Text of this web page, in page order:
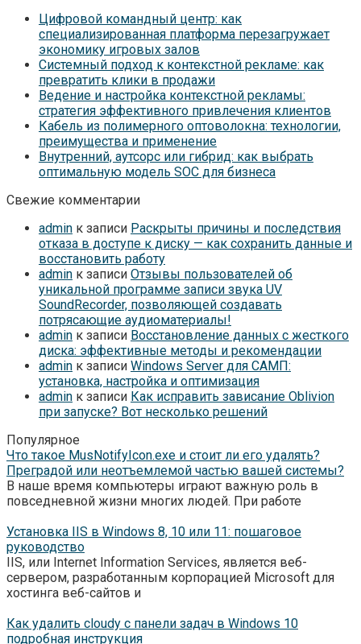
Цифровой командный центр: как
специализированная платформа перезагружает
экономику игровых залов
Системный подход к контекстной рекламе: как
превратить клики в продажи
Ведение и настройка контекстной рекламы:
стратегия эффективного привлечения клиентов
Кабель из полимерного оптоволокна: технологии,
преимущества и применение
Внутренний, аутсорс или гибрид: как выбрать
оптимальную модель SOC для бизнеса
Свежие комментарии
admin к записи Раскрыты причины и последствия
отказа в доступе к диску — как сохранить данные и
восстановить работу
admin к записи Отзывы пользователей об
уникальной программе записи звука UV
SoundRecorder, позволяющей создавать
потрясающие аудиоматериалы!
admin к записи Восстановление данных с жесткого
диска: эффективные методы и рекомендации
admin к записи Windows Server для САМП:
установка, настройка и оптимизация
admin к записи Как исправить зависание Oblivion
при запуске? Вот несколько решений
Популярное
Что такое MusNotifyIcon.exe и стоит ли его удалять?
Преградой или неотъемлемой частью вашей системы?
В наше время компьютеры играют важную роль в
повседневной жизни многих людей. При работе
Установка IIS в Windows 8, 10 или 11: пошаговое
руководство
IIS, или Internet Information Services, является веб-
сервером, разработанным корпорацией Microsoft для
хостинга веб-сайтов и
Как удалить cloudy с панели задач в Windows 10
подробная инструкция